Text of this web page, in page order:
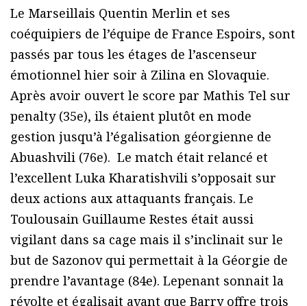
Le Marseillais Quentin Merlin et ses
coéquipiers de l’équipe de France Espoirs, sont
passés par tous les étages de l’ascenseur
émotionnel hier soir à Zilina en Slovaquie.
Après avoir ouvert le score par Mathis Tel sur
penalty (35e), ils étaient plutôt en mode
gestion jusqu’à l’égalisation géorgienne de
Abuashvili (76e). Le match était relancé et
l’excellent Luka Kharatishvili s’opposait sur
deux actions aux attaquants français. Le
Toulousain Guillaume Restes était aussi
vigilant dans sa cage mais il s’inclinait sur le
but de Sazonov qui permettait à la Géorgie de
prendre l’avantage (84e). Lepenant sonnait la
révolte et égalisait avant que Barry offre trois